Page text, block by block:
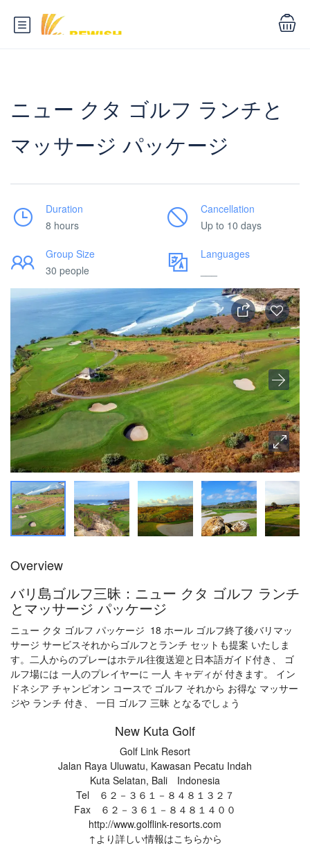
ニュー クタ ゴルフ ランチと
マッサージ パッケージ
Duration
8 hours
Cancellation
Up to 10 days
Group Size
30 people
Languages
Overview
バリ島ゴルフ三昧：ニュー クタ ゴルフ ランチ
とマッサージ パッケージ
ニュー クタ ゴルフ パッケージ 18 ホール ゴルフ終了後バリマッ
サージ サービスそれからゴルフとランチ セットも提案 いたしま
す。二人からのプレーはホテル往復送迎と日本語ガイド付き、 ゴ
ルフ場には 一人のプレイヤーに 一人 キャディが 付きます。 イン
ドネシア チャンピオン コースで ゴルフ それから お得な マッサー
ジや ランチ 付き、 一日 ゴルフ 三昧 となるでしょう
New Kuta Golf
Golf Link Resort
Jalan Raya Uluwatu, Kawasan Pecatu Indah
Kuta Selatan, Bali Indonesia
Tel ６２－３６１－８４８１３２７
Fax ６２－３６１－８４８１４００
http://www.golflink-resorts.com
↑より詳しい情報はこちらから